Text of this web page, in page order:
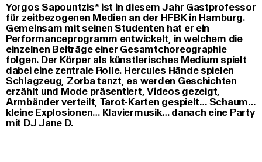
Yorgos Sapountzis* ist in diesem Jahr Gastprofessor
für zeitbezogenen Medien an der HFBK in Hamburg.
Gemeinsam mit seinen Studenten hat er ein
Performanceprogramm entwickelt, in welchem die
einzelnen Beiträge einer Gesamtchoreographie
folgen. Der Körper als künstlerisches Medium spielt
dabei eine zentrale Rolle. Hercules Hände spielen
Schlagzeug, Zorba tanzt, es werden Geschichten
erzählt und Mode präsentiert, Videos gezeigt,
Armbänder verteilt, Tarot-Karten gespielt… Schaum…
kleine Explosionen… Klaviermusik… danach eine Party
mit DJ Jane D.